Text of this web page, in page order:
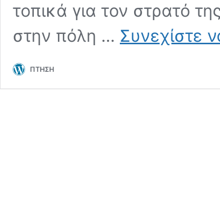
τοπικά για τον στρατό
στην πόλη … Συνεχίστε
ΠΤΗΣΗ